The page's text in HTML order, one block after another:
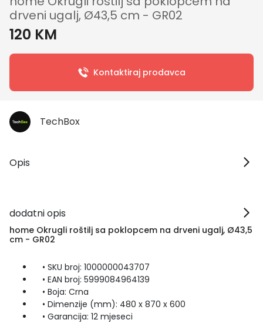
drveni ugalj, Ø43,5 cm - GR02
120 KM
Kontaktiraj prodavca
TechBox
Opis
dodatni opis
home Okrugli roštilj sa poklopcem na drveni ugalj, Ø43,5
cm - GR02
• SKU broj: 1000000043707
• EAN broj: 5999084964139
• Boja: Crna
• Dimenzije (mm): 480 x 870 x 600
• Garancija: 12 mjeseci